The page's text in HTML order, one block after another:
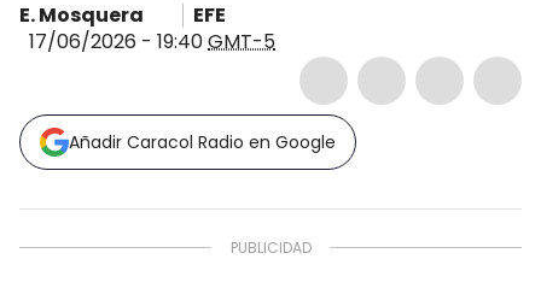
E. Mosquera
EFE
17/06/2026 - 19:40GMT-5
Añadir Caracol Radio en Google